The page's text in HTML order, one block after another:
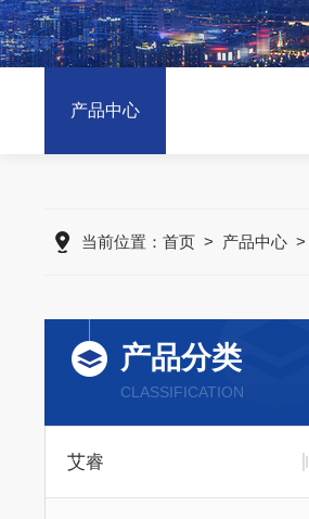
产品中心
当前位置： 首页> 产品中心>
产品分类
CLASSIFICATION
艾睿